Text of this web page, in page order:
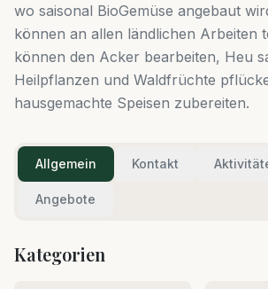
wo saisonal BioGemüse angebaut
können an allen ländlichen Arbeiten
können den Acker bearbeiten, Heu
Heilpflanzen und Waldfrüchte
hausgemachte Speisen zubereiten.
Allgemein Kontakt
Angebote
Kategorien